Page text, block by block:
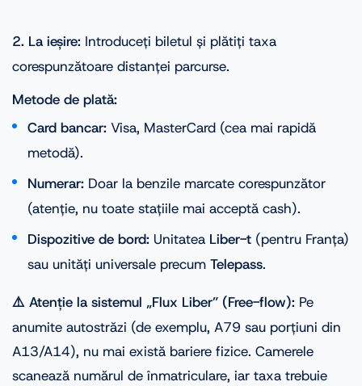
2. La ieșire: Introduceți biletul și plătiți taxa
corespunzătoare distanței parcurse.
Metode de plată:
Card bancar: Visa, MasterCard (cea mai rapidă
metodă).
Numerar: Doar la benzile marcate corespunzător
(atenție, nu toate stațiile mai acceptă cash).
Dispozitive de bord: Unitatea Liber-t (pentru Franța)
sau unități universale precumTelepass.
⚠️ Atenție la sistemul „Flux Liber” (Free-flow): Pe
anumite autostrăzi (de exemplu, A79 sau porțiuni din
A13/A14), nu mai există bariere fizice. Camerele
scanează numărul de înmatriculare, iar taxa trebuie